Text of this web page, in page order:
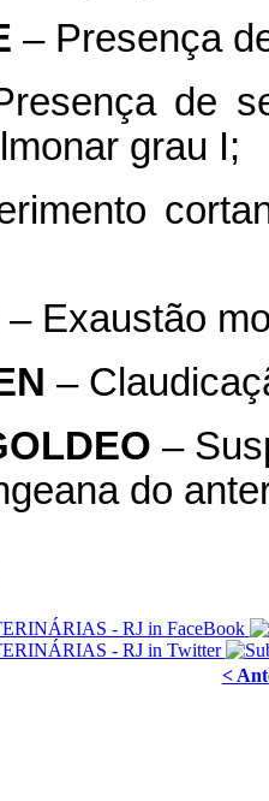
– Presença
de
grau I;
– Exaustão
–
–
do
<